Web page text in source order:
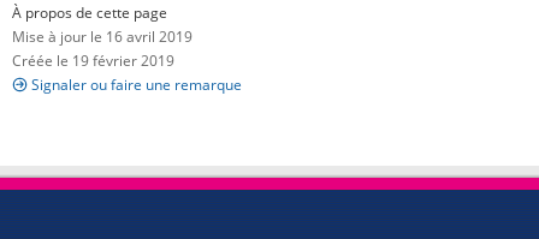
À propos de cette page
Mise à jour le 16 avril 2019
Créée le 19 février 2019
Signaler ou faire une remarque